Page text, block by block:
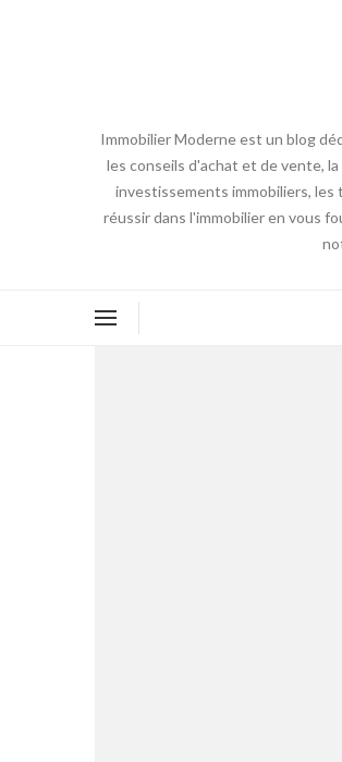
Immobilier Moderne est un blog
les conseils d'achat et de vente,
investissements immobiliers,
réussir dans l'immobilier en vous